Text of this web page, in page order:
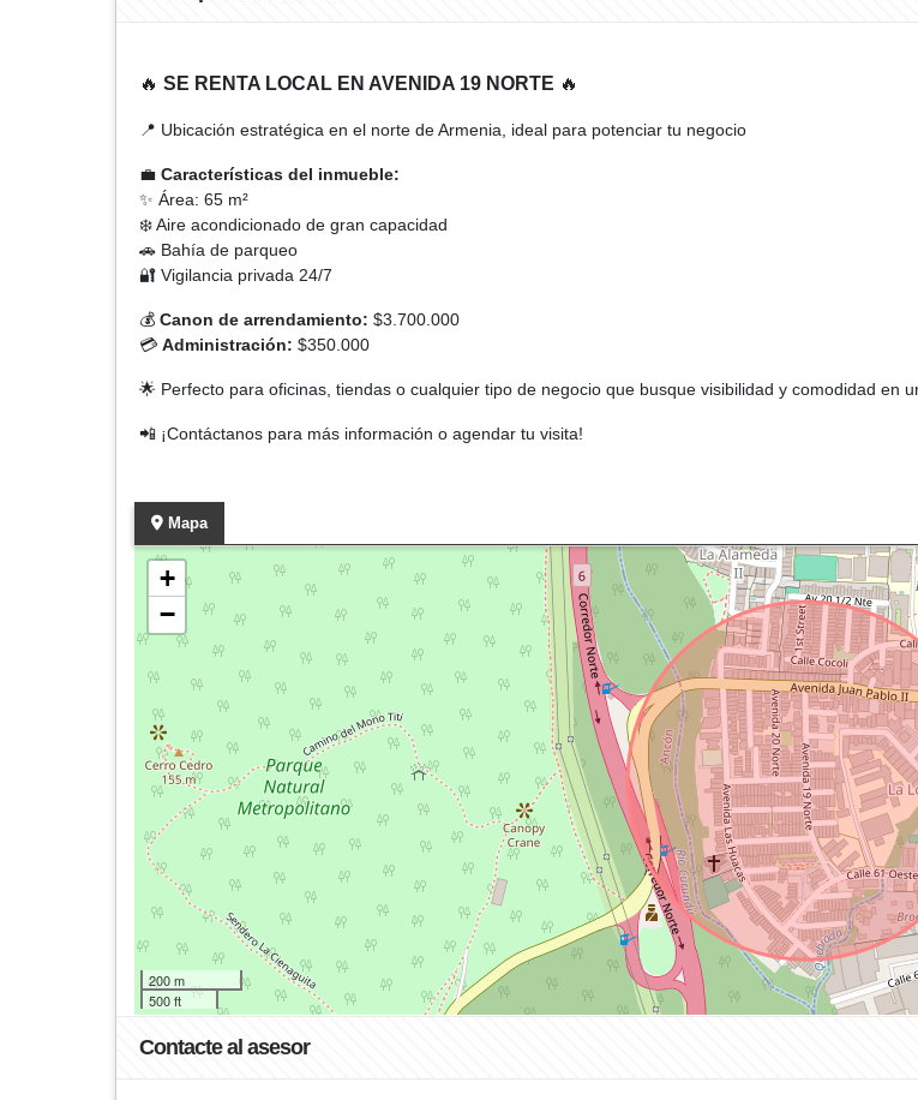
🔥 SE RENTA LOCAL EN AVENIDA 19 NORTE 🔥
📍 Ubicación estratégica en el norte de Armenia, ideal para potenciar tu negocio
💼 Características del inmueble:
✨ Área: 65 m²
❄️ Aire acondicionado de gran capacidad
🚗 Bahía de parqueo
🔐 Vigilancia privada 24/7
💰 Canon de arrendamiento: $3.700.000
💳 Administración: $350.000
🌟 Perfecto para oficinas, tiendas o cualquier tipo de negocio que busque visibilidad y comodidad en
📲 ¡Contáctanos para más información o agendar tu visita!
Mapa
+
−
200 m
500 ft
Contacte al asesor